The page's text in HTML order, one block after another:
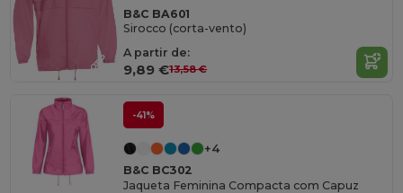
B&C BA601
Sirocco (corta-vento)
A partir de:
9,89 €13,58 €
-41%
+4
B&C BC302
Jaqueta Feminina Compacta com Capuz